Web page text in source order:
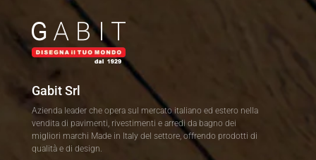
Gabit Srl
Azienda leader che opera sul mercato italiano ed estero nella
vendita di pavimenti, rivestimenti e arredi da bagno dei
migliori marchi Made in Italy del settore, offrendo prodotti di
qualità e di design.